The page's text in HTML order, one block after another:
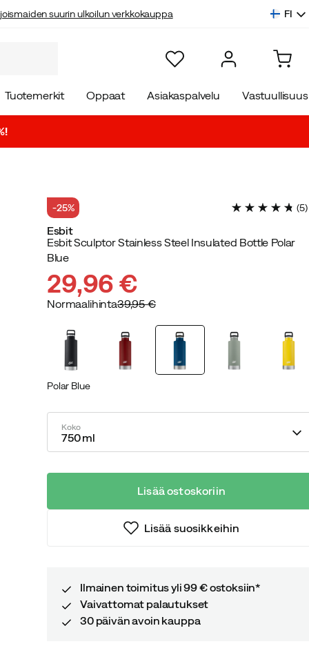
suurin ulkoilun verkkokauppa FI
Tuotemerkit Oppaat Asiakaspalvelu Vastuullisuus
-25% (5)
Esbit
Esbit Sculptor Stainless Steel Insulated Bottle Polar
Blue
discounted
price
29,96 €
original
price
Normaalihinta39,95 €
Polar Blue
Koko
750 ml
Lisää ostoskoriin
Lisää suosikkeihin
Ilmainen toimitus yli 99 € ostoksiin*
Vaivattomat palautukset
30 päivän avoin kauppa